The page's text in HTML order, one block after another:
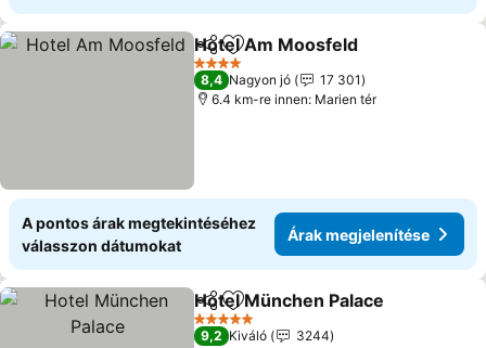
MegosztásHozzáadás a kedvencekhez
Hotel Am Moosfeld
4 Kategória
8,4 Nagyon jó
17 301
6.4 km-re innen: Marien tér
A pontos árak megtekintéséhez
válasszon dátumokat
Árak megjelenítése
Megosztás
Hozzáadás a kedvencekhez
Hotel München Palace
5 Kategória
9,2 Kiváló
3244